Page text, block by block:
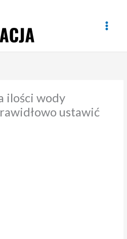
ilości wody
ustawić